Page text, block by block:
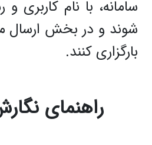
سامانه، با نام کاربری
شوند و در بخش ارسال
بارگزاری کنند.
راهنمای